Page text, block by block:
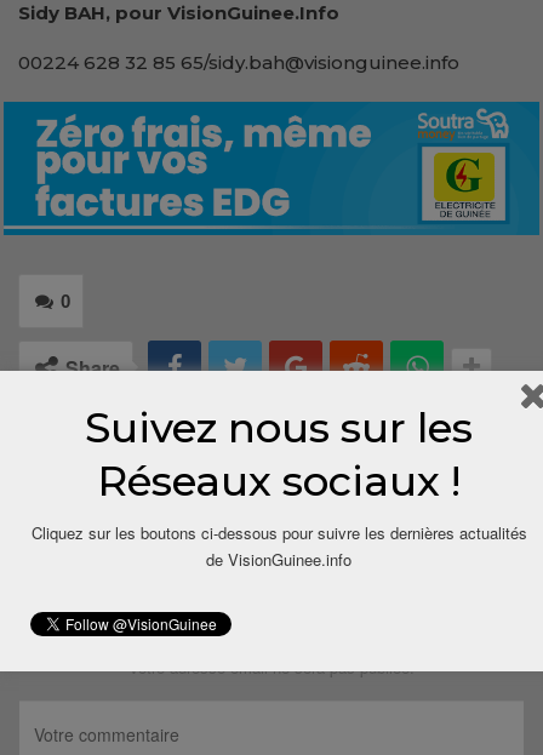
Sidy BAH, pour VisionGuinee.Info
00224 628 32 85 65/sidy.bah@visionguinee.info
0
Share
LAISSER UN COMMENTAIRE
Votre adresse email ne sera pas publiée.
Suivez nous sur les
Réseaux sociaux !
Cliquez sur les boutons ci-dessous pour suivre les dernières actualités
de VisionGuinee.info